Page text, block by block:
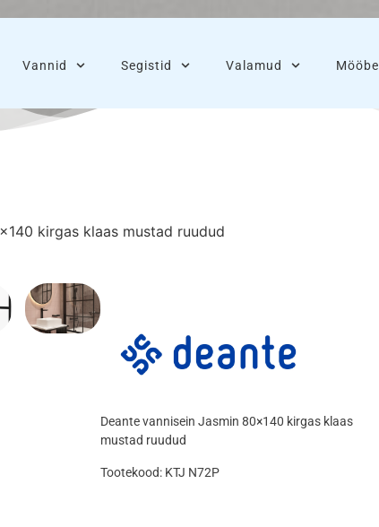
Vannid Segistid Valamud Mööbel
kirgas klaas mustad ruudud
Deante vannisein Jasmin 80×140 kirgas klaas
mustad ruudud
Tootekood: KTJ N72P